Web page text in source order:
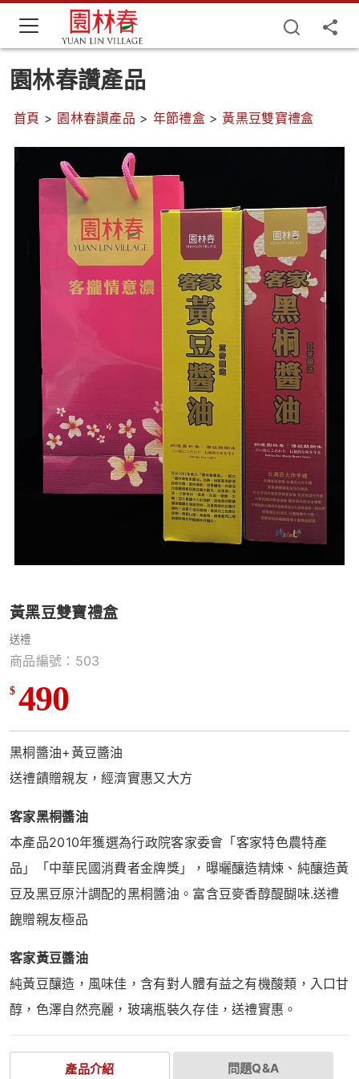
園林春讚產品
首頁 > 園林春讚產品 > 年節禮盒 > 黃黑豆雙寶禮盒
黃黑豆雙寶禮盒
送禮
商品編號：503
$ 490
黑桐醬油+黃豆醬油
送禮饋贈親友，經濟實惠又大方
客家黑桐醬油
本產品2010年獲選為行政院客家委會「客家特色農特產
品」「中華民國消費者金牌獎」，曝曬釀造精煉、純釀造黃
豆及黑豆原汁調配的黑桐醬油。富含豆麥香醇醍醐味.送禮
餽贈親友極品
客家黃豆醬油
純黃豆釀造，風味佳，含有對人體有益之有機酸類，入口甘
醇，色澤自然亮麗，玻璃瓶裝久存佳，送禮實惠。
產品介紹 問題Q&A